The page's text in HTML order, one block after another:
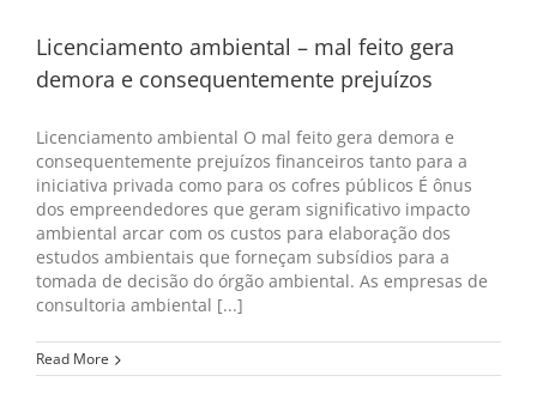
Licenciamento ambiental – mal feito gera
demora e consequentemente prejuízos
Licenciamento ambiental O mal feito gera demora e
consequentemente prejuízos financeiros tanto para a
iniciativa privada como para os cofres públicos É ônus
dos empreendedores que geram significativo impacto
ambiental arcar com os custos para elaboração dos
estudos ambientais que forneçam subsídios para a
tomada de decisão do órgão ambiental. As empresas de
consultoria ambiental [...]
Read More